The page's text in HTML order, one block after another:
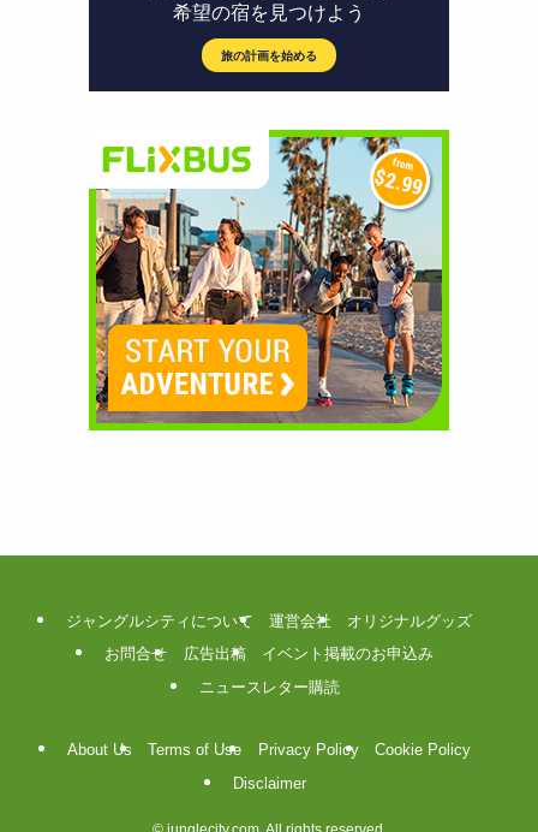
ジャングルシティについて 運営会社
オリジナルグッズ
お問合せ
広告出稿
イベント掲載のお申込み
ニュースレター購読
About Us Terms of Use Privacy Policy
Cookie Policy
Disclaimer